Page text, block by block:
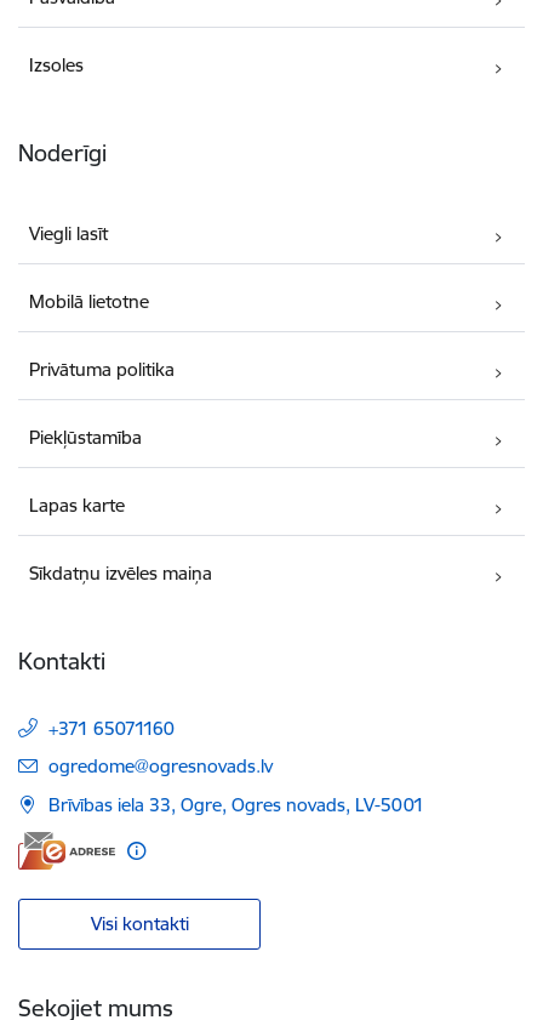
Izsoles
Noderīgi
Viegli lasīt
Mobilā lietotne
Privātuma politika
Piekļūstamība
Lapas karte
Sīkdatņu izvēles maiņa
Kontakti
+371 65071160
E-pasts:
ogredome@ogresnovads.lv
Brīvības iela 33, Ogre, Ogres novads, LV-5001
Visi kontakti
Sekojiet mums